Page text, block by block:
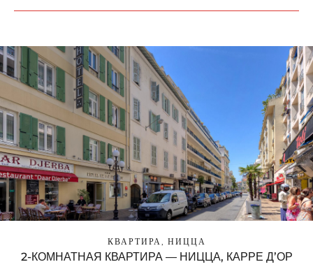
КВАРТИРА, НИЦЦА
2-КОМНАТНАЯ КВАРТИРА — НИЦЦА, КАРРЕ Д’ОР